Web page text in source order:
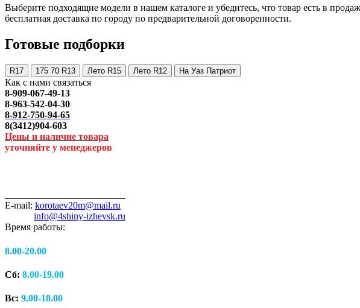
Выберите подходящие модели в нашем каталоге и убедитесь, что товар есть в
бесплатная доставка по городу по предварительной договоренности.
Готовые подборки
R17 175 70 R13 Лето R15 Лето R12 На Уаз Патриот
Как с нами связаться
8-909-067-49-13
8-963-542-04-30
8-912-750-94-65
8(3412)904-603
Цены и наличие товара
уточняйте у менеджеров
E-mail: korotaev20m@mail.ru
info@4shiny-izhevsk.ru
Время работы:
8.00-20.00
Сб: 8.00-19.00
Вс: 9.00-18.00